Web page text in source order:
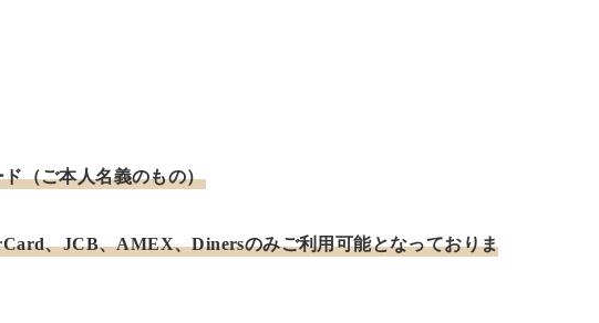
（ご本人名義のもの）
、JCB、AMEX、Dinersのみご利用可能となっておりま